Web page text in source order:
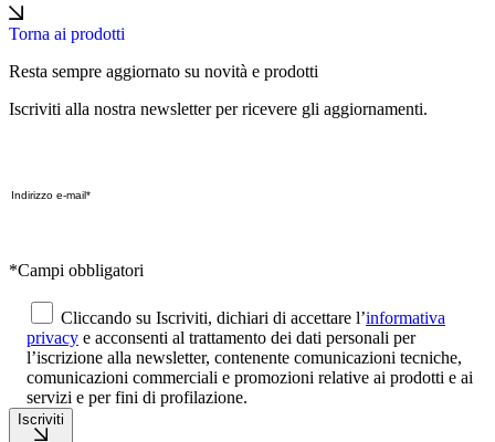
Torna ai prodotti
Resta sempre aggiornato su novità e prodotti
Iscriviti alla nostra newsletter per ricevere gli aggiornamenti.
*Campi obbligatori
Cliccando su Iscriviti, dichiari di accettare l’informativa
privacy e acconsenti al trattamento dei dati personali per
l’iscrizione alla newsletter, contenente comunicazioni tecniche,
comunicazioni commerciali e promozioni relative ai prodotti e ai
servizi e per fini di profilazione.
Iscriviti